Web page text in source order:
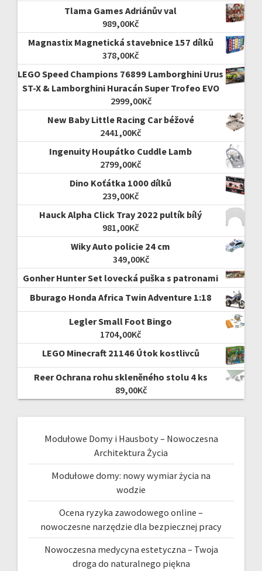
Tlama Games Adriánův val
989,00Kč
Magnastix Magnetická stavebnice 157 dílků
378,00Kč
LEGO Speed Champions 76899 Lamborghini Urus
ST-X & Lamborghini Huracán Super Trofeo EVO
2999,00Kč
New Baby Little Racing Car béžové
2441,00Kč
Ingenuity Houpátko Cuddle Lamb
2799,00Kč
Dino Koťátka 1000 dílků
239,00Kč
Hauck Alpha Click Tray 2022 pultík bílý
981,00Kč
Wiky Auto policie 24 cm
349,00Kč
Gonher Hunter Set lovecká puška s patronami
Bburago Honda Africa Twin Adventure 1:18
Legler Small Foot Bingo
1704,00Kč
LEGO Minecraft 21146 Útok kostlivců
Reer Ochrana rohu skleněného stolu 4 ks
89,00Kč
Modułowe Domy i Hausboty – Nowoczesna
Architektura Życia
Modułowe domy: nowy wymiar życia na
wodzie
Ocena ryzyka zawodowego online –
nowoczesne narzędzie dla bezpiecznej pracy
Nowoczesna medycyna estetyczna – Twoja
droga do naturalnego piękna